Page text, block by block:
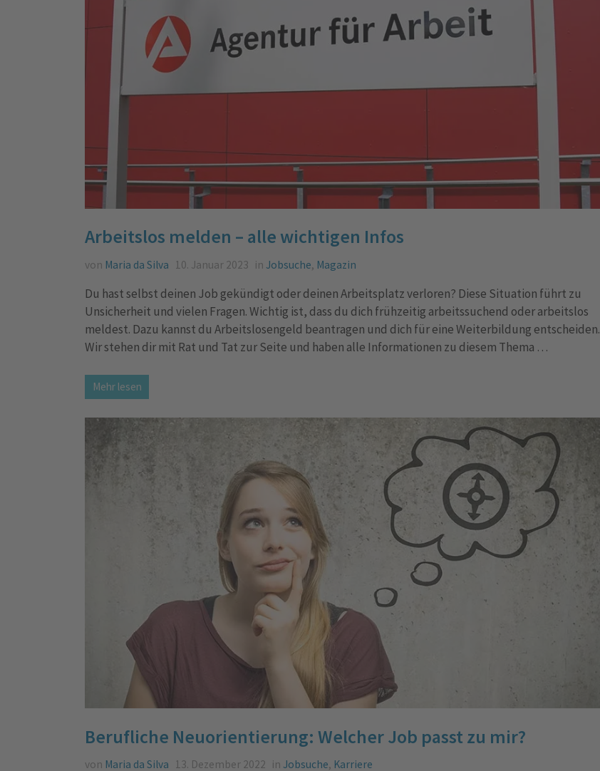
Arbeitslos melden – alle wichtigen Infos
von Maria da Silva 10. Januar 2023 inJobsuche, Magazin
Du hast selbst deinen Job gekündigt oder deinen Arbeitsplatz verloren? Diese Situation führt zu
Unsicherheit und vielen Fragen. Wichtig ist, dass du dich frühzeitig arbeitssuchend oder arbeitslos
meldest. Dazu kannst du Arbeitslosengeld beantragen und dich für eine Weiterbildung entscheiden.
Wir stehen dir mit Rat und Tat zur Seite und haben alle Informationen zu diesem Thema …
Mehr lesen
Berufliche Neuorientierung: Welcher Job passt zu mir?
von Maria da Silva 13. Dezember 2022 inJobsuche, Karriere